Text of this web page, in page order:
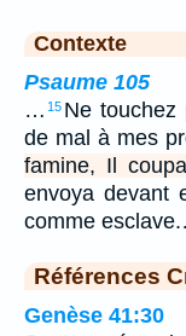
Contexte
Psaume 105
… 15 Ne
de mal à mes
famine, Il
envoya devant
comme
Références
Genèse 41:30